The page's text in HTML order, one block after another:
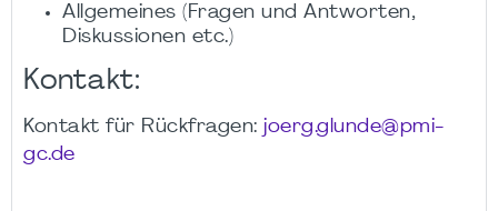
Allgemeines (Fragen und Antworten,
Diskussionen etc.)
Kontakt:
Kontakt für Rückfragen: joerg.glunde@pmi-
gc.de